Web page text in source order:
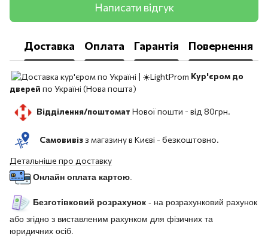
Написати відгук
Доставка Оплата Гарантія Повернення
Кур'єром до
дверей по Україні (Нова пошта)
Відділення/поштомат Нової пошти - від 80грн.
Самовивізз магазину в Києві - безкоштовно.
Детальніше про доставку
Онлайн оплата картою
Безготівковий розрахунок - на розрахунковий рахунок
або згідно з виставленим рахунком для фізичних та
юридичних осіб.